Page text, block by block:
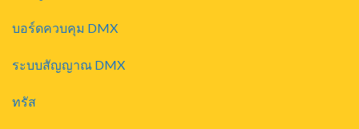
บอร์ดควบคุม DMX
ระบบสัญญาณ DMX
ทรัส